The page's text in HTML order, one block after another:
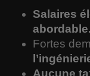
Salaires
abordable.
Fortes
Aucune